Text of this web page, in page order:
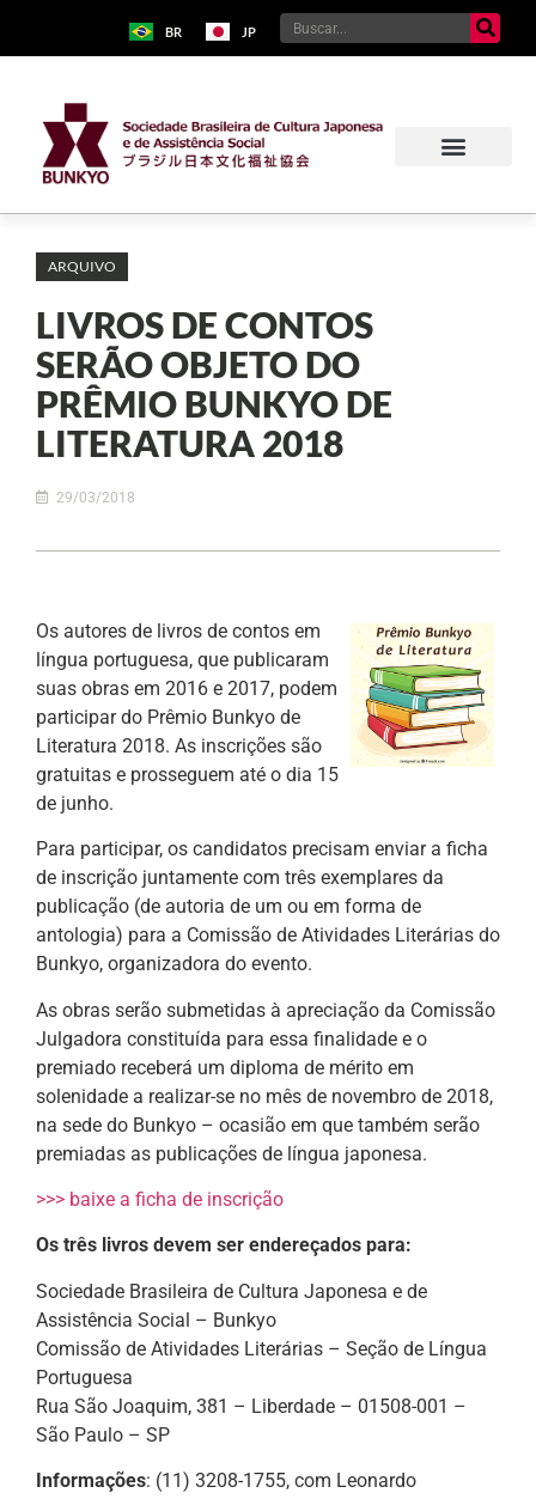
BR JP
ARQUIVO
LIVROS DE CONTOS
SERÃO OBJETO DO
PRÊMIO BUNKYO DE
LITERATURA 2018
29/03/2018
Os autores de livros de contos em
língua portuguesa, que publicaram
suas obras em 2016 e 2017, podem
participar do Prêmio Bunkyo de
Literatura 2018. As inscrições são
gratuitas e prosseguem até o dia 15
de junho.
Para participar, os candidatos precisam enviar a ficha
de inscrição juntamente com três exemplares da
publicação (de autoria de um ou em forma de
antologia) para a Comissão de Atividades Literárias do
Bunkyo, organizadora do evento.
As obras serão submetidas à apreciação da Comissão
Julgadora constituída para essa finalidade e o
premiado receberá um diploma de mérito em
solenidade a realizar-se no mês de novembro de 2018,
na sede do Bunkyo – ocasião em que também serão
premiadas as publicações de língua japonesa.
>>> baixe a ficha de inscrição
Os três livros devem ser endereçados para:
Sociedade Brasileira de Cultura Japonesa e de
Assistência Social – Bunkyo
Comissão de Atividades Literárias – Seção de Língua
Portuguesa
Rua São Joaquim, 381 – Liberdade – 01508-001 –
São Paulo – SP
Informações: (11) 3208-1755, com Leonardo